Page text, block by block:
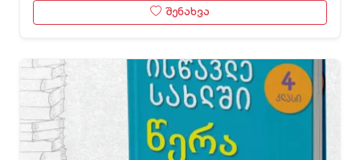
შენახვა